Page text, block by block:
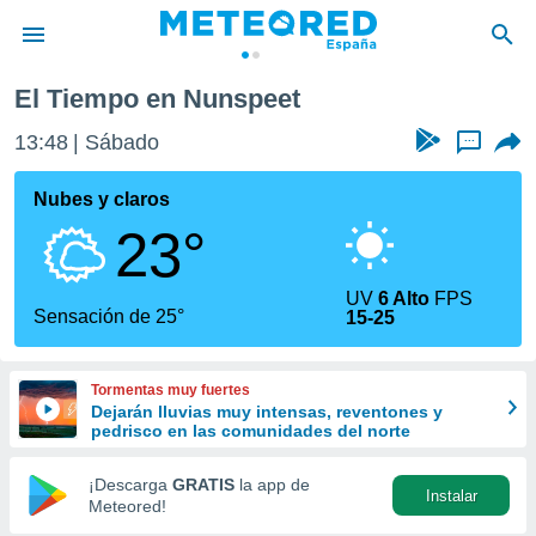
de
por
que se
calidad.
a este
las
y
forma
digital
basada
El Tiempo en Nunspeet
13:48 Sábado ...
Nubes y claros
23°
Sensación de 25°
UV6 Alto FPS
15-25
Tormentas muy fuertes
Dejarán lluvias muy intensas, reventones y
pedrisco en las comunidades del norte
¡Descarga GRATIS la app de
Meteored!
Instalar